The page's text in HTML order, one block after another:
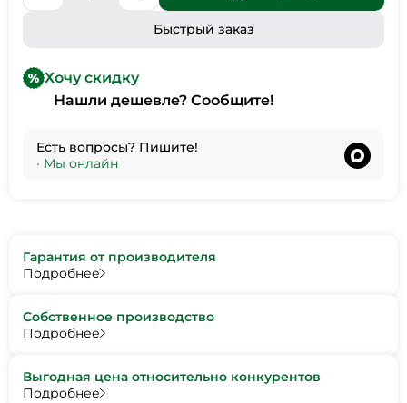
Быстрый заказ
Хочу скидку
Нашли дешевле? Сообщите!
Есть вопросы? Пишите!
• Мы онлайн
Гарантия от производителя
Подробнее
Собственное производство
Подробнее
Выгодная цена относительно конкурентов
Подробнее